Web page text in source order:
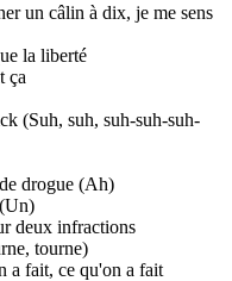
un câlin à dix, je me sens
la liberté
ça
(Suh, suh, suh-suh-suh-
drogue (Ah)
deux infractions
tourne)
a fait, ce qu'on a fait